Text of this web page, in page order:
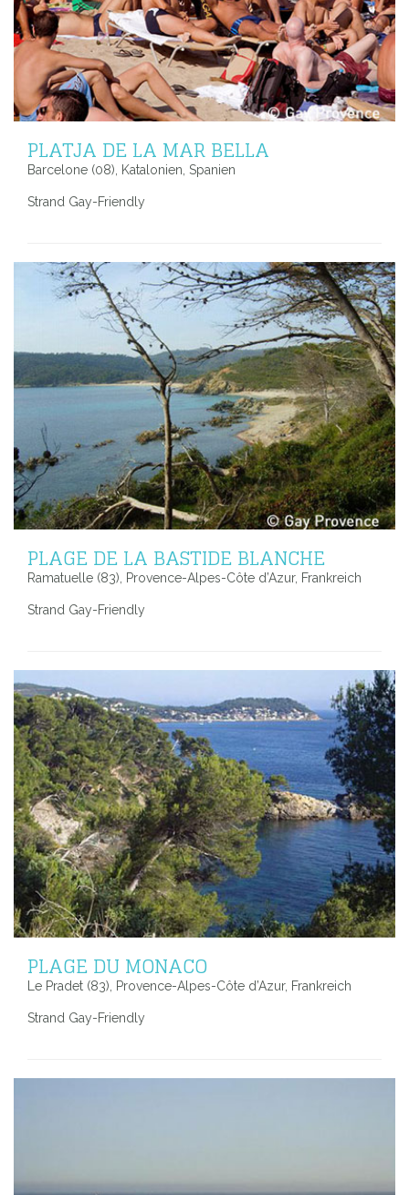
PLATJA DE LA MAR BELLA
Barcelone (08), Katalonien, Spanien
Strand Gay-Friendly
PLAGE DE LA BASTIDE BLANCHE
Ramatuelle (83), Provence-Alpes-Côte d’Azur, Frankreich
Strand Gay-Friendly
PLAGE DU MONACO
Le Pradet (83), Provence-Alpes-Côte d’Azur, Frankreich
Strand Gay-Friendly